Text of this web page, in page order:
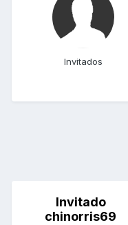
Invitados
Invitado
chinorris69